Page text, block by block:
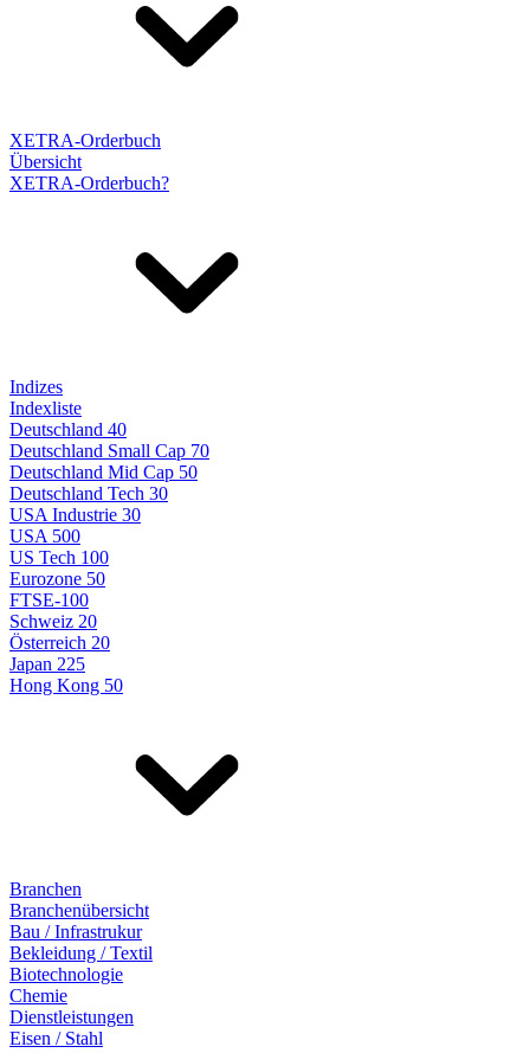
XETRA-Orderbuch
Übersicht
XETRA-Orderbuch?
Indizes
Indexliste
Deutschland 40
Deutschland Small Cap 70
Deutschland Mid Cap 50
Deutschland Tech 30
USA Industrie 30
USA 500
US Tech 100
Eurozone 50
FTSE-100
Schweiz 20
Österreich 20
Japan 225
Hong Kong 50
Branchen
Branchenübersicht
Bau / Infrastrukur
Bekleidung / Textil
Biotechnologie
Chemie
Dienstleistungen
Eisen / Stahl